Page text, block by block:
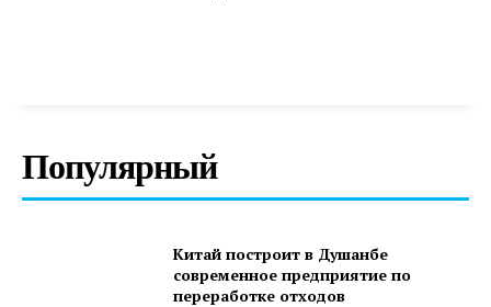
Популярный
Китай построит в Душанбе
современное предприятие по
переработке отходов